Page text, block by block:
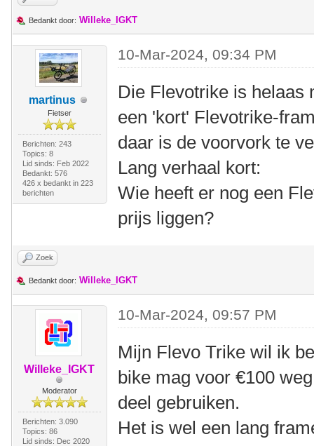
Bedankt door: Willeke_IGKT
martinus
Fietser
Berichten: 243
Topics: 8
Lid sinds: Feb 2022
Bedankt: 576
426 x bedankt in 223
berichten
10-Mar-2024, 09:34 PM
Die Flevotrike is helaas
een 'kort' Flevotrike-
daar is de voorvork te
Lang verhaal kort:
Wie heeft er nog een
prijs liggen?
Zoek
Bedankt door: Willeke_IGKT
Willeke_IGKT
Moderator
Berichten: 3.090
Topics: 86
Lid sinds: Dec 2020
10-Mar-2024, 09:57 PM
Mijn Flevo Trike wil ik
bike mag voor €100
deel gebruiken.
Het is wel een lang